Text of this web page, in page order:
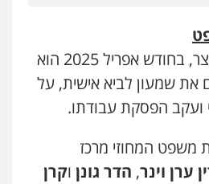
עוד לפני שיצחקי נעצר, בחודש אפריל 2025 הוא
את שמעון לביא אישית, על
ועקב הפסקת עבודתו.
משפט המחוזי מרכז
ערן וינר, הדר גונן וקרן